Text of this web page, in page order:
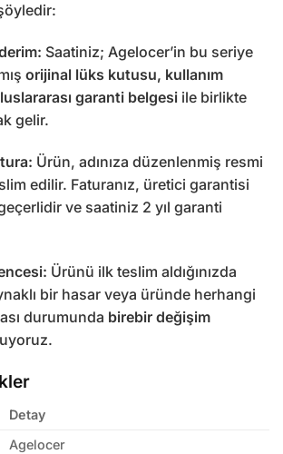
Saatiniz; Agelocer’in bu seriye
orijinal lüks kutusu, kullanım
garanti belgesiile birlikte
gelir.
Ürün, adınıza düzenlenmiş resmi
edilir. Faturanız, üretici garantisi
ve saatiniz 2 yıl garanti
Ürünü ilk teslim aldığınızda
bir hasar veya üründe herhangi
durumunda birebir değişim
Detay
Agelocer